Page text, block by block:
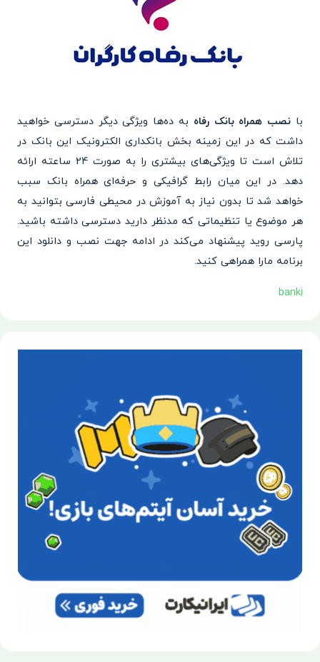
با نصب همراه بانک رفاه به ده‌ها ویژگی دیگر دسترسی خواهید
داشت که در این زمینه بخش بانکداری الکترونیک این بانک در
تلاش است تا ویژگی‌های بیشتری را به صورت 24 ساعته ارائه
دهد. در این میان رابط گرافیکی و حرفه‌ای همراه بانک سبب
خواهد شد تا بدون نیاز به آموزش در محیطی فارسی بتوانید به
هر موضوع یا تنظیماتی که مدنظر دارید دسترسی داشته باشید.
پارسی روید پیشنهاد می‌کند در ادامه جهت نصب و دانلود این
برنامه مارا همراهی کنید.
banki